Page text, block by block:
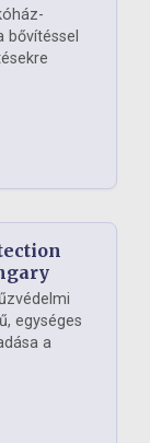
bővítéssel
egységes
a